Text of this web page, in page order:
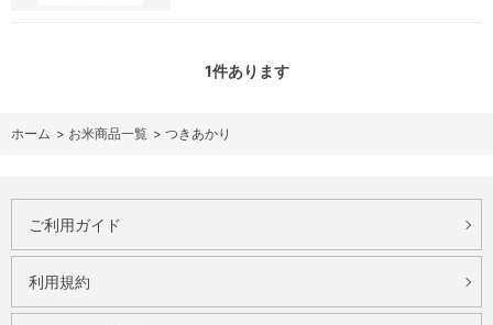
1件あります
ホーム > お米商品一覧 > つきあかり
ご利用ガイド
利用規約